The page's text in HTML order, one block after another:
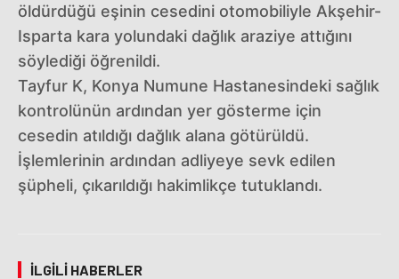
öldürdüğü eşinin cesedini otomobiliyle Akşehir-
Isparta kara yolundaki dağlık araziye attığını
söylediği öğrenildi.
Tayfur K, Konya Numune Hastanesindeki sağlık
kontrolünün ardından yer gösterme için
cesedin atıldığı dağlık alana götürüldü.
İşlemlerinin ardından adliyeye sevk edilen
şüpheli, çıkarıldığı hakimlikçe tutuklandı.
İLGILI HABERLER